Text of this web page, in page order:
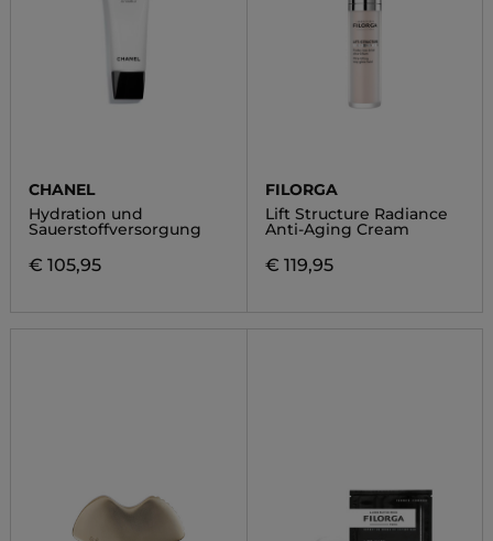
CHANEL
Hydration und
Sauerstoffversorgung
€ 105,95
FILORGA
Lift Structure Radiance
Anti-Aging Cream
€ 119,95